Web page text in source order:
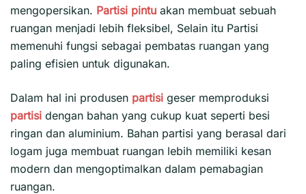
mengopersikan. Partisi pintu akan membuat sebuah
ruangan menjadi lebih fleksibel, Selain itu Partisi
memenuhi fungsi sebagai pembatas ruangan yang
paling efisien untuk digunakan.
Dalam hal ini produsen partisi geser memproduksi
partisi dengan bahan yang cukup kuat seperti besi
ringan dan aluminium. Bahan partisi yang berasal dari
logam juga membuat ruangan lebih memiliki kesan
modern dan mengoptimalkan dalam pemabagian
ruangan.